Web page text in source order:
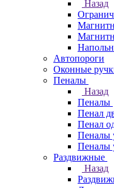
Назад
Автопороги
Оконные
Пеналы
Назад
Пеналы
Пенал
Пенал
Пеналы
Пеналы
Раздвижные
Назад